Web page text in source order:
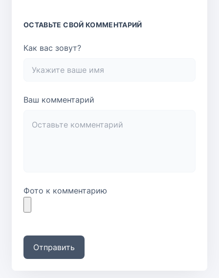
ОСТАВЬТЕ СВОЙ КОММЕНТАРИЙ
Как вас зовут?
Ваш комментарий
Фото к комментарию
Отправить